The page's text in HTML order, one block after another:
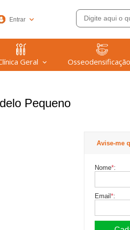
Entrar
Geral Osseodensificação
Pequeno
Avise-me
Nome*:
Email *: